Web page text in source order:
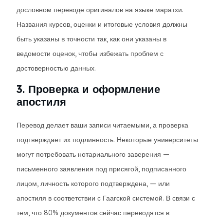
дословном переводе оригиналов на языке маратхи.
Названия курсов, оценки и итоговые условия должны
быть указаны в точности так, как они указаны в
ведомости оценок, чтобы избежать проблем с
достоверностью данных.
3. Проверка и оформление
апостиля
Перевод делает ваши записи читаемыми, а проверка
подтверждает их подлинность. Некоторые университеты
могут потребовать нотариального заверения —
письменного заявления под присягой, подписанного
лицом, личность которого подтверждена, — или
апостиля в соответствии с Гаагской системой. В связи с
тем, что 80% документов сейчас переводятся в